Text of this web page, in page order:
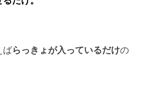
ばらっきょが入っているだけの